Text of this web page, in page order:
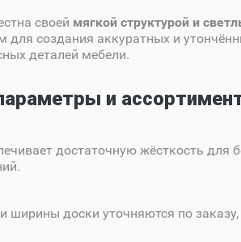
своей мягкой структурой и
создания аккуратных и
деталей мебели.
и
достаточную жёсткость для
ширины доски уточняются по